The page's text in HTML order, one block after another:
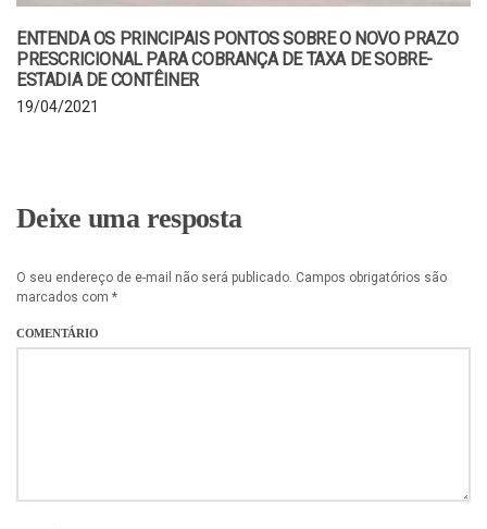
ENTENDA OS PRINCIPAIS PONTOS SOBRE O NOVO PRAZO
PRESCRICIONAL PARA COBRANÇA DE TAXA DE SOBRE-
ESTADIA DE CONTÊINER
19/04/2021
Deixe uma resposta
O seu endereço de e-mail não será publicado. Campos obrigatórios são
marcados com *
COMENTÁRIO